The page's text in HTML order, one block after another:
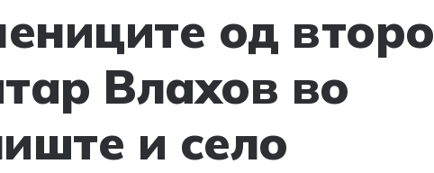
од второ
Влахов во
и село